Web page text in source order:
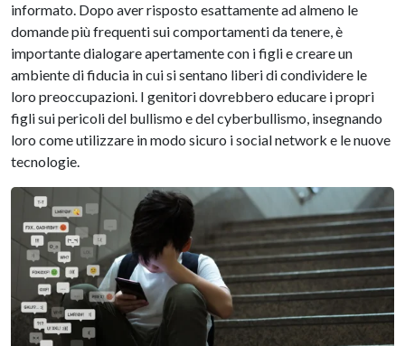
informato. Dopo aver risposto esattamente ad almeno le
domande più frequenti sui comportamenti da tenere, è
importante dialogare apertamente con i figli e creare un
ambiente di fiducia in cui si sentano liberi di condividere le
loro preoccupazioni. I genitori dovrebbero educare i propri
figli sui pericoli del bullismo e del cyberbullismo, insegnando
loro come utilizzare in modo sicuro i social network e le nuove
tecnologie.